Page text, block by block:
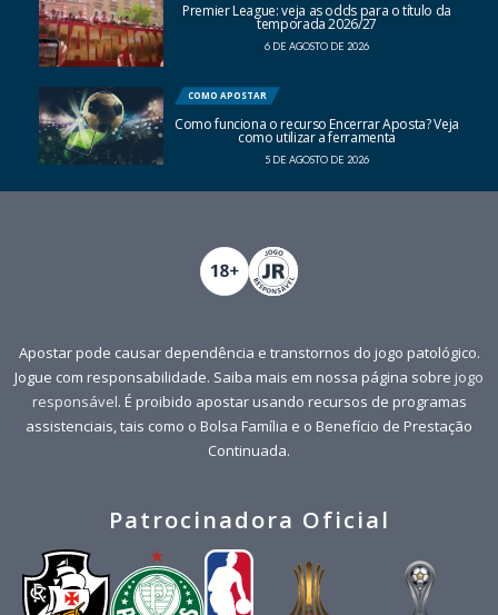
Premier League: veja as odds para o título da
temporada 2026/27
6 DE AGOSTO DE 2026
COMO APOSTAR
Como funciona o recurso Encerrar Aposta? Veja
como utilizar a ferramenta
5 DE AGOSTO DE 2026
Apostar pode causar dependência e transtornos do jogo patológico.
Jogue com responsabilidade. Saiba mais em nossa página sobre jogo
responsável. É proibido apostar usando recursos de programas
assistenciais, tais como o Bolsa Família e o Benefício de Prestação
Continuada.
Patrocinadora Oficial